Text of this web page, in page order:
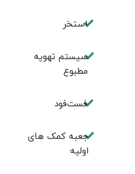
استخر
سیستم تهویه
مطبوع
فست‌فود
جعبه کمک های
اولیه